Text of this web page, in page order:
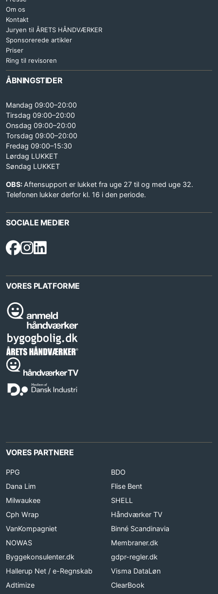
Om os
Kontakt
Juryen til ÅRETS HÅNDVÆRKER
Sponsorerede artikler
Priser
Ring til revisoren
ÅBNINGSTIDER
Mandag 09:00–20:00
Tirsdag 09:00–20:00
Onsdag 09:00–20:00
Torsdag 09:00–20:00
Fredag 09:00–15:30
Lørdag LUKKET
Søndag LUKKET
OBS: Aftensupport er lukket fra uge 27 til og med uge 32.
Telefonen lukker derfor kl. 16 i den periode.
SOCIALE MEDIER
VORES PLATFORME
VORES PARTNERE
PPG
BDO
Dana Lim
Flise Bent
Milwaukee
SHELL
Cph Wrap
Håndværker TV
VanKompagniet
Binné Scandinavia
NOWAS
Membraner.dk
Byggekonsulenter.dk
gdpr-regler.dk
Hallerup Net / e-Regnskab
Visma DataLøn
Adtimize
ClearBook